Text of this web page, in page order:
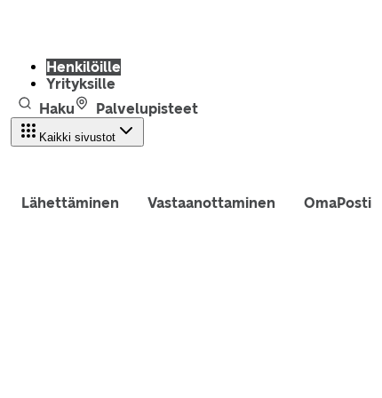
Henkilöille
Yrityksille
Haku
Palvelupisteet
Kaikki sivustot
Lähettäminen Vastaanottaminen OmaPosti